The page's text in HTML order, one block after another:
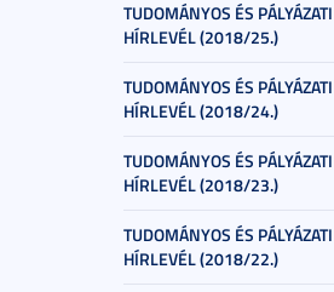
TUDOMÁNYOS ÉS PÁLYÁZATI
HÍRLEVÉL (2018/25.)
TUDOMÁNYOS ÉS PÁLYÁZATI
HÍRLEVÉL (2018/24.)
TUDOMÁNYOS ÉS PÁLYÁZATI
HÍRLEVÉL (2018/23.)
TUDOMÁNYOS ÉS PÁLYÁZATI
HÍRLEVÉL (2018/22.)